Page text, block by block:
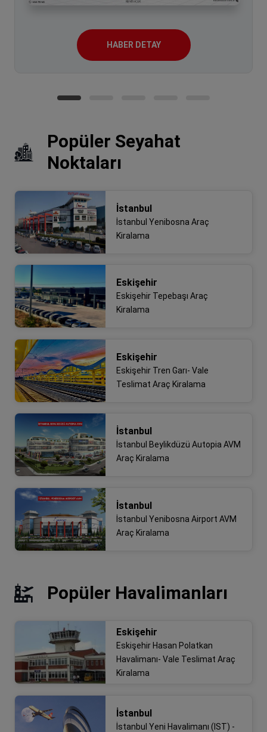
HABER DETAY
Popüler Seyahat
Noktaları
İstanbul
İstanbul Yenibosna Araç
Kiralama
Eskişehir
Eskişehir Tepebaşı Araç
Kiralama
Eskişehir
Eskişehir Tren Garı- Vale
Teslimat Araç Kiralama
İstanbul
İstanbul Beylikdüzü Autopia AVM
Araç Kiralama
İstanbul
İstanbul Yenibosna Airport AVM
Araç Kiralama
Popüler Havalimanları
Eskişehir
Eskişehir Hasan Polatkan
Havalimanı- Vale Teslimat Araç
Kiralama
İstanbul
İstanbul Yeni Havalimanı (IST) -